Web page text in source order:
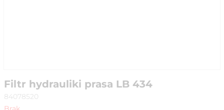
Filtr hydrauliki prasa LB 434
84078520